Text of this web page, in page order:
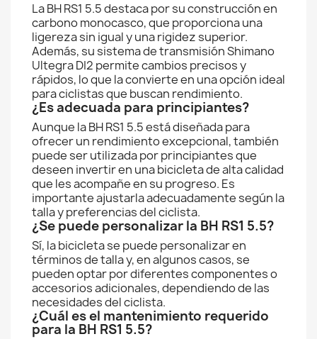
La BH RS1 5.5 destaca por su construcción en
carbono monocasco, que proporciona una
ligereza sin igual y una rigidez superior.
Además, su sistema de transmisión Shimano
Ultegra DI2 permite cambios precisos y
rápidos, lo que la convierte en una opción ideal
para ciclistas que buscan rendimiento.
¿Es adecuada para principiantes?
Aunque la BH RS1 5.5 está diseñada para
ofrecer un rendimiento excepcional, también
puede ser utilizada por principiantes que
deseen invertir en una bicicleta de alta calidad
que les acompañe en su progreso. Es
importante ajustarla adecuadamente según la
talla y preferencias del ciclista.
¿Se puede personalizar la BH RS1 5.5?
Sí, la bicicleta se puede personalizar en
términos de talla y, en algunos casos, se
pueden optar por diferentes componentes o
accesorios adicionales, dependiendo de las
necesidades del ciclista.
¿Cuál es el mantenimiento requerido
para la BH RS1 5.5?